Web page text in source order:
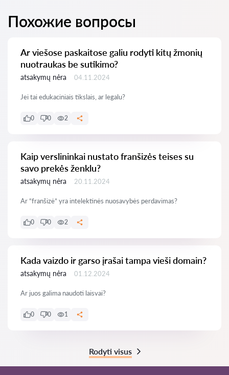
Похожие вопросы
Ar viešose paskaitose galiu rodyti kitų žmonių
nuotraukas be sutikimo?
atsakymų nėra 04.11.2024
Jei tai edukaciniais tikslais, ar legalu?
0 0 2
Kaip verslininkai nustato franšizės teises su
savo prekės ženklu?
atsakymų nėra 20.11.2024
Ar “franšizė” yra intelektinės nuosavybės perdavimas?
0 0 2
Kada vaizdo ir garso įrašai tampa vieši domain?
atsakymų nėra 01.12.2024
Ar juos galima naudoti laisvai?
0 0 1
Rodyti visus